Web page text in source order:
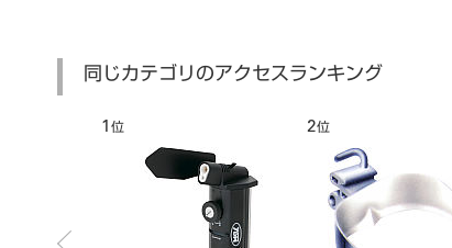
同じカテゴリのアクセスランキング
1 位 2位